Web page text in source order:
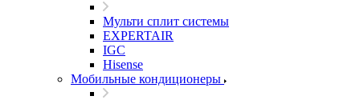
Мульти сплит системы
EXPERTAIR
IGC
Hisense
Мобильные кондиционеры